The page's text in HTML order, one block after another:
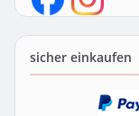
sicher einkaufen